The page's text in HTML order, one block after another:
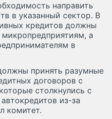
направить
в указанный сектор. В
кредитов должны
а
в
принять разумные
договоров с
столкнулись с
из-за
комитет.